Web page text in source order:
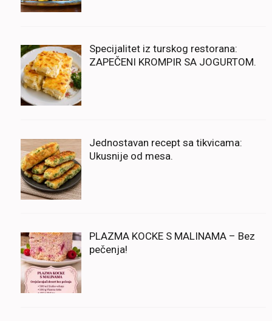
Specijalitet iz turskog restorana:
ZAPEČENI KROMPIR SA JOGURTOM.
Jednostavan recept sa tikvicama:
Ukusnije od mesa.
PLAZMA KOCKE S MALINAMA – Bez
pečenja!